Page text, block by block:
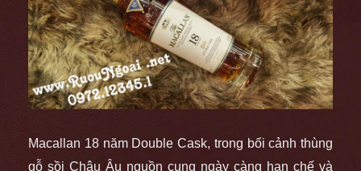
Macallan 18 năm Double Cask, trong bối cảnh thùng
gỗ sồi Châu Âu nguồn cung ngày càng hạn chế và